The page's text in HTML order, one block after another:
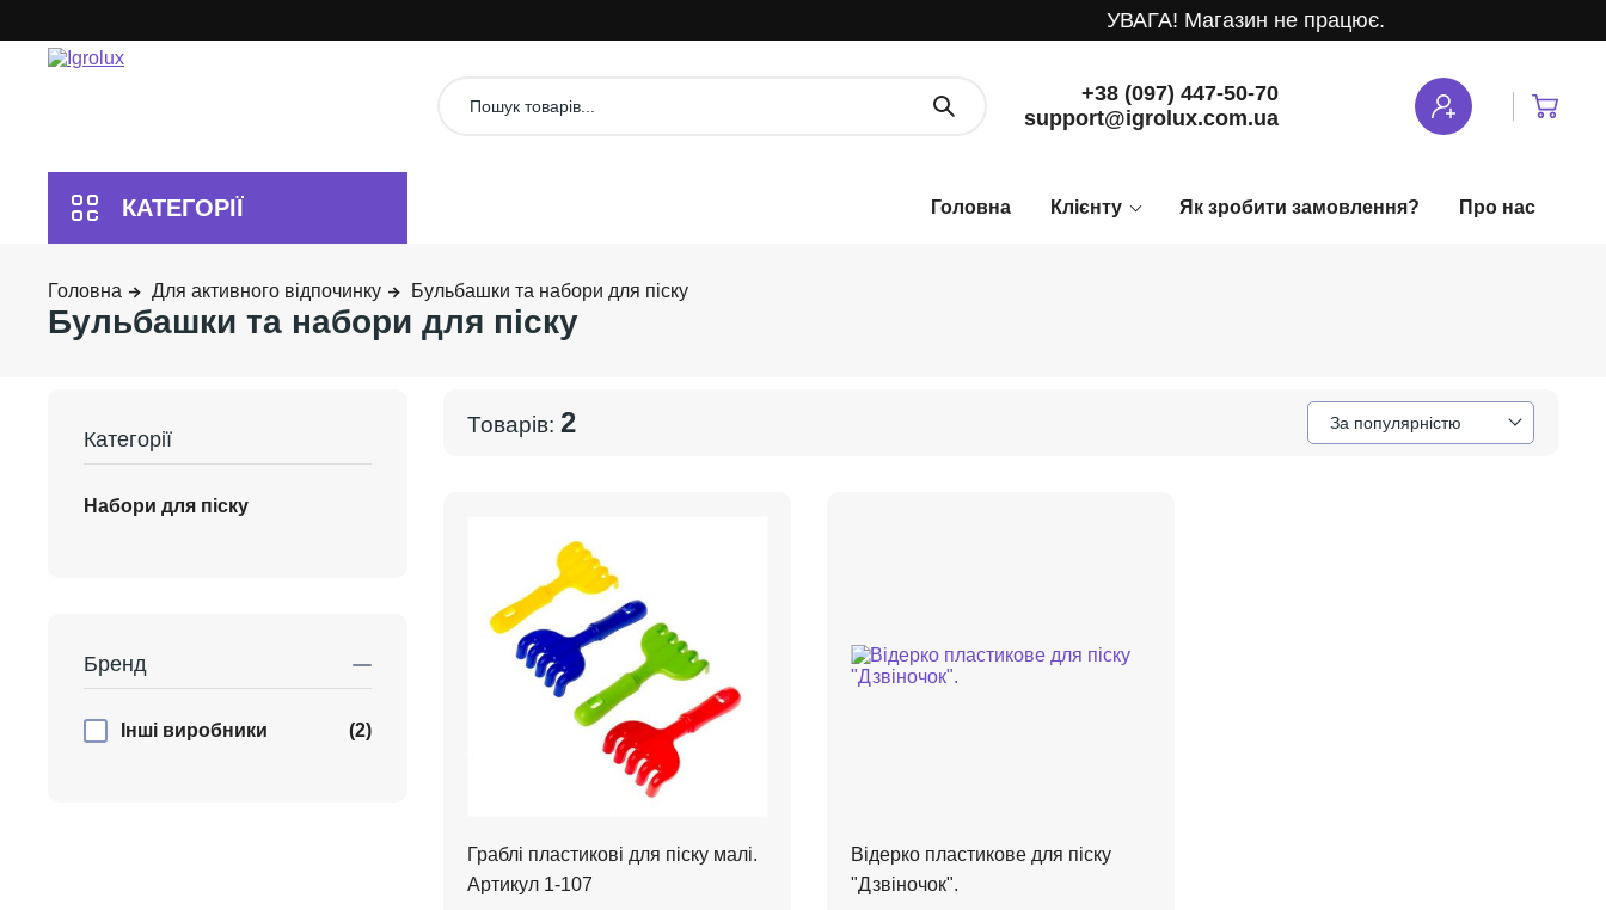
УВАГА! Магазин не працює.
+38 (097) 447-50-70
support@igrolux.com.ua
Клієнту Як зробити замовлення? Про нас
Для активного відпочинку Бульбашки та набори для піску
Бульбашки та набори для піску
2
Граблі пластикові для піску малі.
Артикул 1-107
Відерко пластикове для піску
"Дзвіночок".
Набори для піску
Бренд
Інші виробники (2)